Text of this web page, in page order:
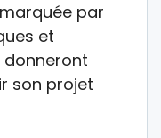
par
et
son projet